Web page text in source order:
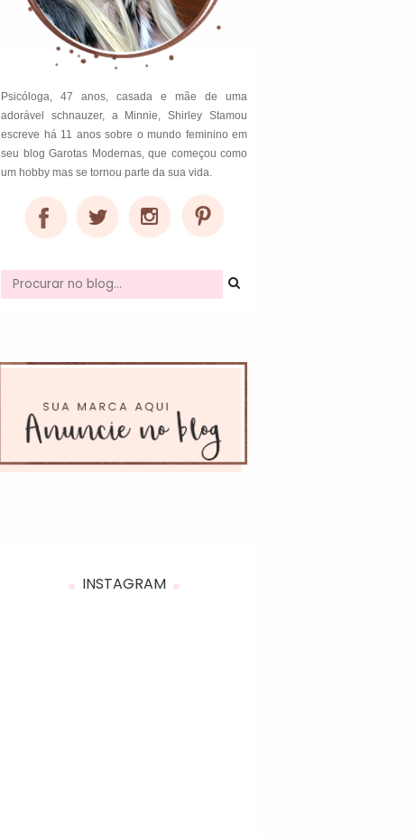
Psicóloga, 47 anos, casada e mãe de uma
adorável schnauzer, a Minnie, Shirley Stamou
escreve há 11 anos sobre o mundo feminino em
seu blog Garotas Modernas, que começou como
um hobby mas se tornou parte da sua vida.
INSTAGRAM